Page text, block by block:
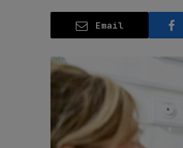
Email